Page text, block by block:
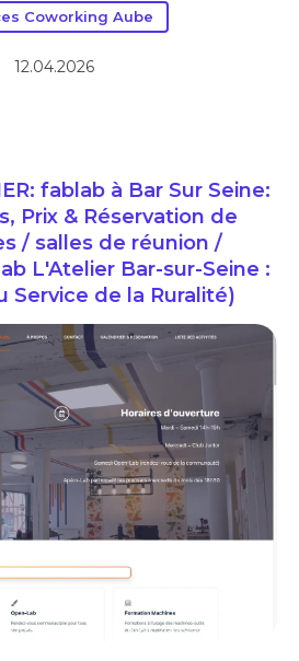
Coworking Aube
12.04.2026
fablab à Bar Sur Seine:
Prix & Réservation de
/ salles de réunion /
L'Atelier Bar-sur-Seine :
Service de la Ruralité)
fablab à Bar Sur Seine: Adresse